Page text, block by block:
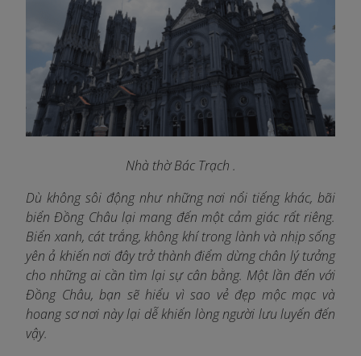
Nhà thờ Bác Trạch .
Dù không sôi động như những nơi nổi tiếng khác, bãi
biển Đồng Châu lại mang đến một cảm giác rất riêng.
Biển xanh, cát trắng, không khí trong lành và nhịp sống
yên ả khiến nơi đây trở thành điểm dừng chân lý tưởng
cho những ai cần tìm lại sự cân bằng. Một lần đến với
Đồng Châu, bạn sẽ hiểu vì sao vẻ đẹp mộc mạc và
hoang sơ nơi này lại dễ khiến lòng người lưu luyến đến
vậy.